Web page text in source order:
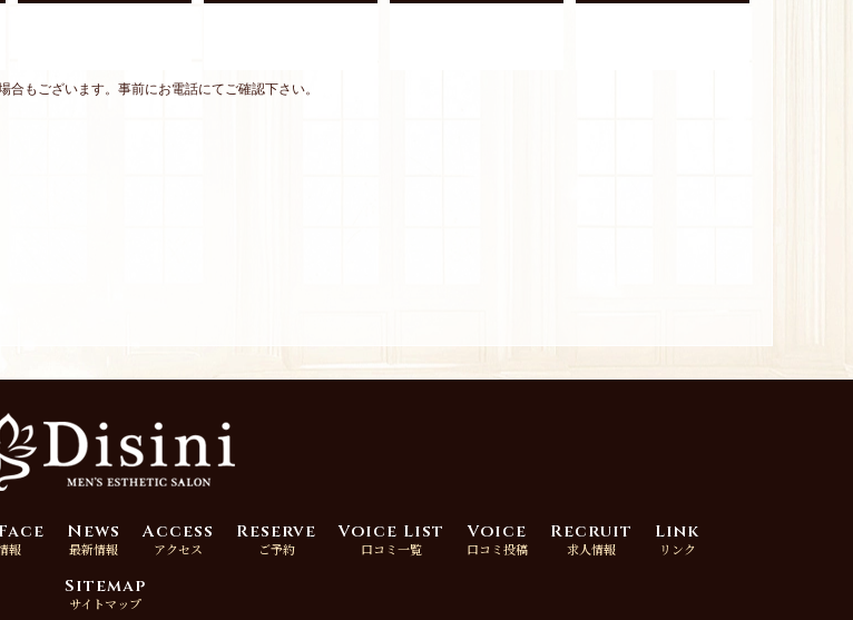
合もございます。 事前にお電話にてご確認下さい。
報
News
最新情報
Access
アクセス
Reserve
ご予約
Voice List
口コミ一覧
Voice
口コミ投稿
Recruit
求人情報
Link
リンク
Sitemap
サイトマップ